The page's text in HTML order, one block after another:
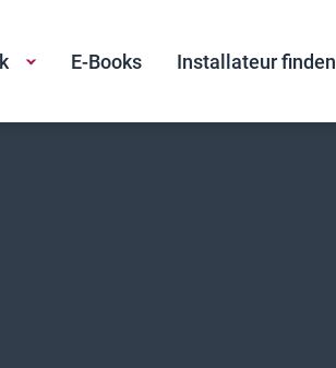
E-Books Installateur finden